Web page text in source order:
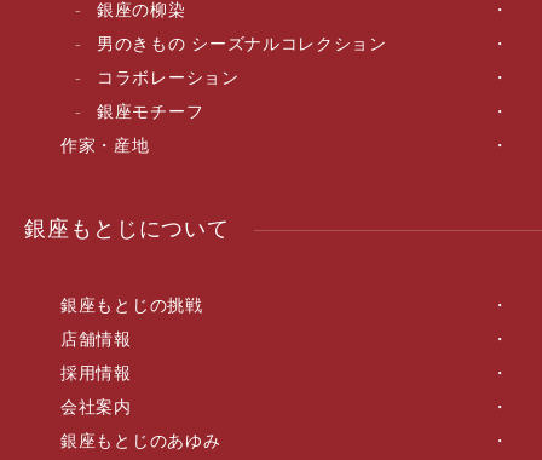
銀座の柳染
男のきもの シーズナルコレクション
コラボレーション
銀座モチーフ
作家・産地
銀座もとじについて
銀座もとじの挑戦
店舗情報
採用情報
会社案内
銀座もとじのあゆみ